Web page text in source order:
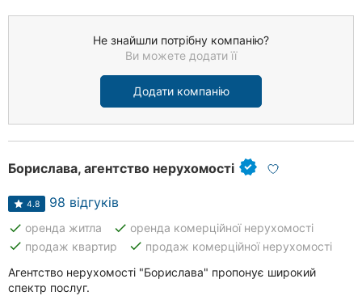
Не знайшли потрібну компанію?
Ви можете додати її
Додати компанію
Борислава, агентство нерухомості
4.8 98 відгуків
done оренда житла done оренда комерційної нерухомості
done продаж квартир done продаж комерційної нерухомості
Агентство нерухомості "Борислава" пропонує широкий
спектр послуг.